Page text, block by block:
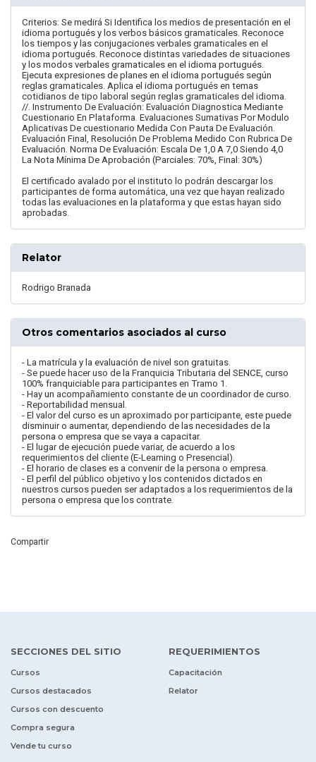
Criterios: Se medirá Si Identifica los medios de presentación en el
idioma portugués y los verbos básicos gramaticales. Reconoce
los tiempos y las conjugaciones verbales gramaticales en el
idioma portugués. Reconoce distintas variedades de situaciones
y los modos verbales gramaticales en el idioma portugués.
Ejecuta expresiones de planes en el idioma portugués según
reglas gramaticales. Aplica el idioma portugués en temas
cotidianos de tipo laboral según reglas gramaticales del idioma.
//. Instrumento De Evaluación: Evaluación Diagnostica Mediante
Cuestionario En Plataforma. Evaluaciones Sumativas Por Modulo
Aplicativas De cuestionario Medida Con Pauta De Evaluación.
Evaluación Final, Resolución De Problema Medido Con Rubrica De
Evaluación. Norma De Evaluación: Escala De 1,0 A 7,0 Siendo 4,0
La Nota Mínima De Aprobación (Parciales: 70%, Final: 30%)
El certificado avalado por el instituto lo podrán descargar los
participantes de forma automática, una vez que hayan realizado
todas las evaluaciones en la plataforma y que estas hayan sido
aprobadas.
Relator
Rodrigo Branada
Otros comentarios asociados al curso
- La matrícula y la evaluación de nivel son gratuitas.
- Se puede hacer uso de la Franquicia Tributaria del SENCE, curso
100% franquiciable para participantes en Tramo 1.
- Hay un acompañamiento constante de un coordinador de curso.
- Reportabilidad mensual.
- El valor del curso es un aproximado por participante, este puede
disminuir o aumentar, dependiendo de las necesidades de la
persona o empresa que se vaya a capacitar.
- El lugar de ejecución puede variar, de acuerdo a los
requerimientos del cliente (E-Learning o Presencial).
- El horario de clases es a convenir de la persona o empresa.
- El perfil del público objetivo y los contenidos dictados en
nuestros cursos pueden ser adaptados a los requerimientos de la
persona o empresa que los contrate.
Compartir
SECCIONES DEL SITIO
Cursos
Cursos destacados
Cursos con descuento
Compra segura
Vende tu curso
REQUERIMIENTOS
Capacitación
Relator